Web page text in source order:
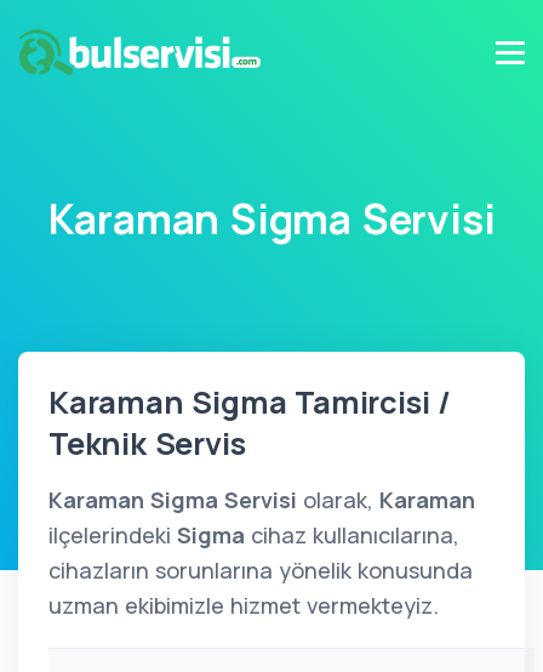
Karaman Sigma Servisi
Karaman Sigma Tamircisi /
Teknik Servis
Karaman Sigma Servisi olarak, Karaman
ilçelerindeki Sigma cihaz kullanıcılarına,
cihazların sorunlarına yönelik konusunda
uzman ekibimizle hizmet vermekteyiz.